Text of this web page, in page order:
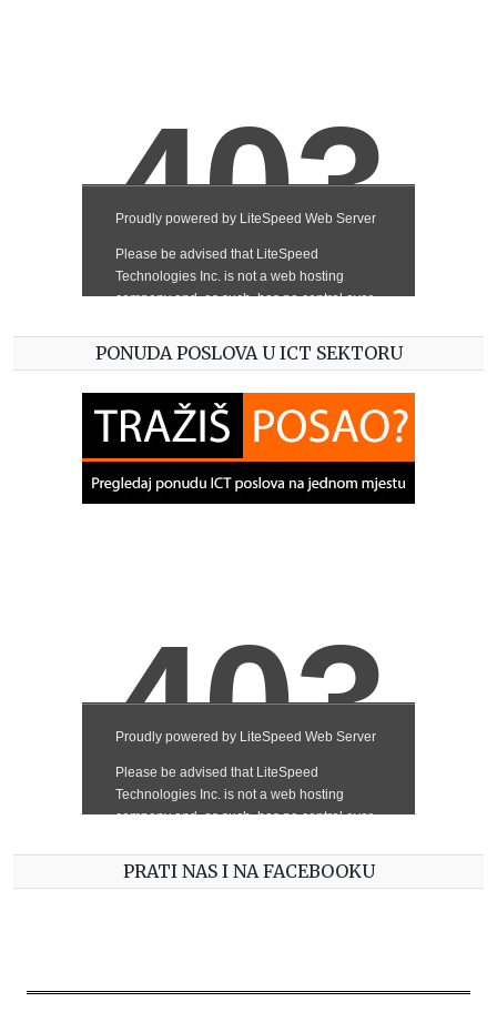
PONUDA POSLOVA U ICT SEKTORU
PRATI NAS I NA FACEBOOKU